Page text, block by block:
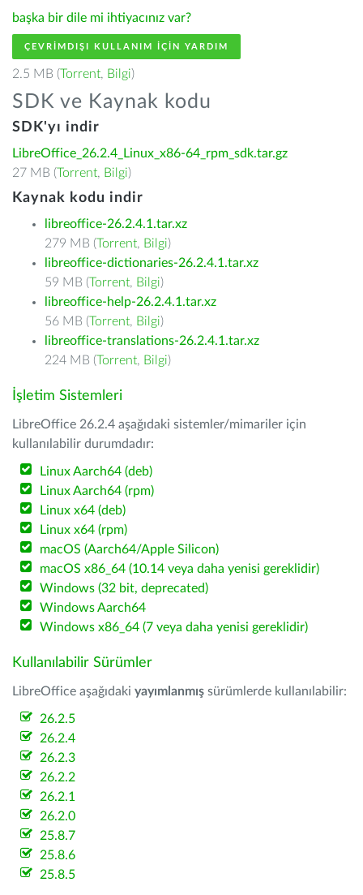
başka bir dile mi ihtiyacınız var?
ÇEVRIMDIŞI KULLANIM IÇIN YARDIM
2.5 MB (Torrent, Bilgi)
SDK ve Kaynak kodu
SDK'yı indir
LibreOffice_26.2.4_Linux_x86-64_rpm_sdk.tar.gz
27 MB (Torrent, Bilgi)
Kaynak kodu indir
libreoffice-26.2.4.1.tar.xz
279 MB (Torrent, Bilgi)
libreoffice-dictionaries-26.2.4.1.tar.xz
59 MB (Torrent, Bilgi)
libreoffice-help-26.2.4.1.tar.xz
56 MB (Torrent, Bilgi)
libreoffice-translations-26.2.4.1.tar.xz
224 MB (Torrent, Bilgi)
İşletim Sistemleri
LibreOffice 26.2.4 aşağıdaki sistemler/mimariler için
kullanılabilir durumdadır:
Linux Aarch64 (deb)
Linux Aarch64 (rpm)
Linux x64 (deb)
Linux x64 (rpm)
macOS (Aarch64/Apple Silicon)
macOS x86_64 (10.14 veya daha yenisi gereklidir)
Windows (32 bit, deprecated)
Windows Aarch64
Windows x86_64 (7 veya daha yenisi gereklidir)
Kullanılabilir Sürümler
LibreOffice aşağıdaki yayımlanmış sürümlerde kullanılabilir:
26.2.5
26.2.4
26.2.3
26.2.2
26.2.1
26.2.0
25.8.7
25.8.6
25.8.5